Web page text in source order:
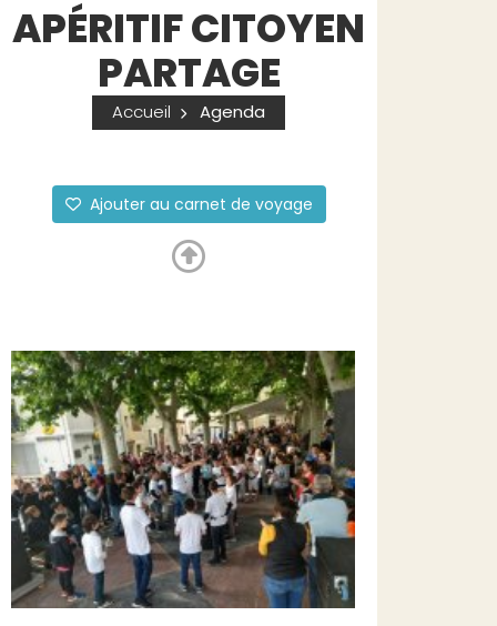
APÉRITIF CITOYEN
PARTAGE
Accueil Agenda
Ajouter au carnet de voyage